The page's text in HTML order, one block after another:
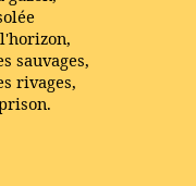
sauvages,
rivages,